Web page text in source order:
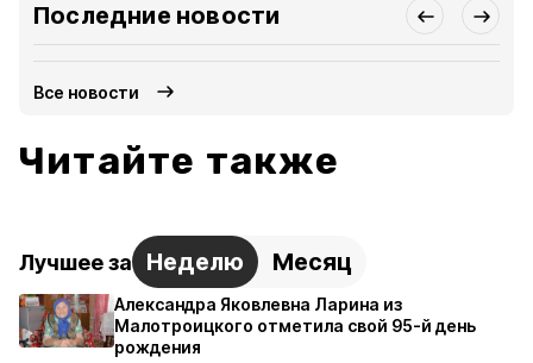
Последние новости
Все новости
Читайте также
Лучшее за Неделю Месяц
Александра Яковлевна Ларина из
Малотроицкого отметила свой 95-й день
рождения